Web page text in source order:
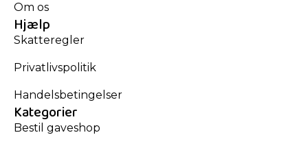
Om os
Hjælp
Skatteregler
Privatlivspolitik
Handelsbetingelser
Kategorier
Bestil gaveshop